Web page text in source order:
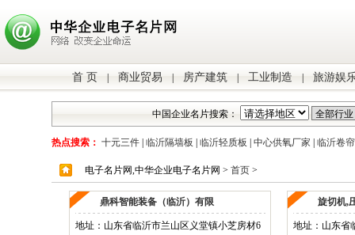
首 页 商业贸易 房产建筑 工业制造 旅游娱
中国企业名片搜索：
热点搜索： 十元三件 临沂隔墙板 临沂轻质板 中心供氧厂家 临沂卷
电子名片网,中华企业电子名片网 > 首页 >
鼎科智能装备（临沂）有限
地址： 山东省临沂市兰山区义堂镇小芝房材6
旋切机,
地址： 山东省